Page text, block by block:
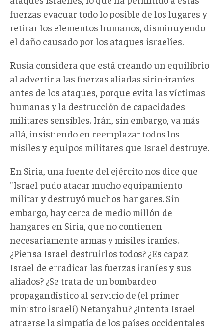
fuerzas evacuar todo lo posible de los lugares y
retirar los elementos humanos, disminuyendo
el daño causado por los ataques israelíes.
Rusia considera que está creando un equilibrio
al advertir a las fuerzas aliadas sirio-iraníes
antes de los ataques, porque evita las víctimas
humanas y la destrucción de capacidades
militares sensibles. Irán, sin embargo, va más
allá, insistiendo en reemplazar todos los
misiles y equipos militares que Israel destruye.
En Siria, una fuente del ejército nos dice que
"Israel pudo atacar mucho equipamiento
militar y destruyó muchos hangares. Sin
embargo, hay cerca de medio millón de
hangares en Siria, que no contienen
necesariamente armas y misiles iraníes.
¿Piensa Israel destruirlos todos? ¿Es capaz
Israel de erradicar las fuerzas iraníes y sus
aliados? ¿Se trata de un bombardeo
propagandístico al servicio de (el primer
ministro israelí) Netanyahu? ¿Intenta Israel
atraerse la simpatía de los países occidentales